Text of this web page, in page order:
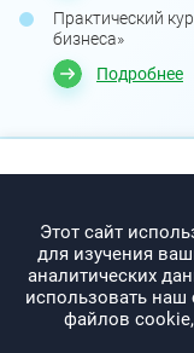
Практический
бизнеса»
Подробнее
Этот сайт
для изучения
аналитических
использовать наш
файлов